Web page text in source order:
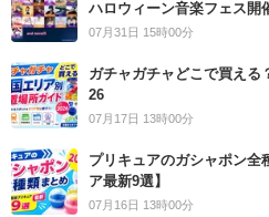
ハロウィーン音楽フェス開
07月31日 15時00分
ガチャガチャどこで買える
26
07月17日 13時00分
プリキュアのガシャポン全
ア最新9選】
07月16日 13時00分